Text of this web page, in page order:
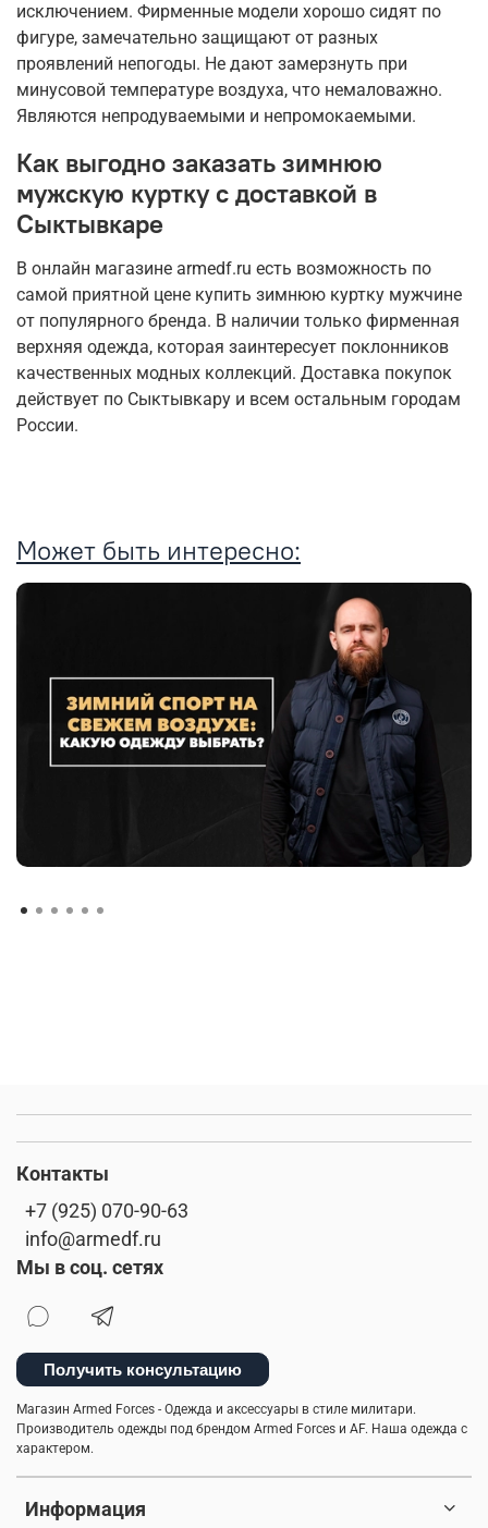
исключением. Фирменные модели хорошо сидят по
фигуре, замечательно защищают от разных
проявлений непогоды. Не дают замерзнуть при
минусовой температуре воздуха, что немаловажно.
Являются непродуваемыми и непромокаемыми.
Как выгодно заказать зимнюю
мужскую куртку с доставкой в
Сыктывкаре
В онлайн магазине armedf.ru есть возможность по
самой приятной цене купить зимнюю куртку мужчине
от популярного бренда. В наличии только фирменная
верхняя одежда, которая заинтересует поклонников
качественных модных коллекций. Доставка покупок
действует по Сыктывкару и всем остальным городам
России.
Может быть интересно:
Информация
Контакты
+7 (925) 070-90-63
info@armedf.ru
Мы в соц. сетях
Получить консультацию
Магазин Armed Forces - Одежда и аксессуары в стиле милитари.
Производитель одежды под брендом Armed Forces и AF. Наша одежда с
характером.